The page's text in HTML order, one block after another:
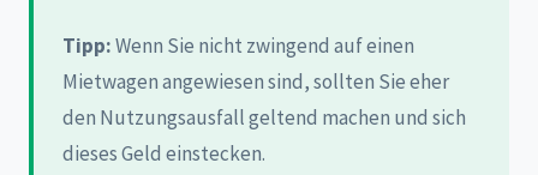
Tipp:Wenn Sie nicht zwingend auf einen
Mietwagen angewiesen sind, sollten Sie eher
den Nutzungsausfall geltend machen und sich
dieses Geld einstecken.